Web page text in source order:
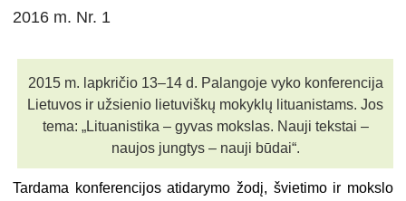
2016 m. Nr. 1
2015 m. lapkričio 13–14 d. Palangoje vyko konferencija
Lietuvos ir užsienio lietuviškų mokyklų lituanistams. Jos
tema: „Lituanistika – gyvas mokslas. Nauji tekstai –
naujos jungtys – nauji būdai“.
Tardama konferencijos atidarymo žodį, švietimo ir mokslo